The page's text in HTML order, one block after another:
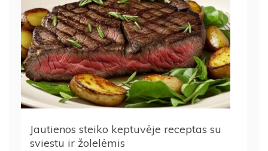
Jautienos steiko keptuvėje receptas su
sviestu ir žolelėmis